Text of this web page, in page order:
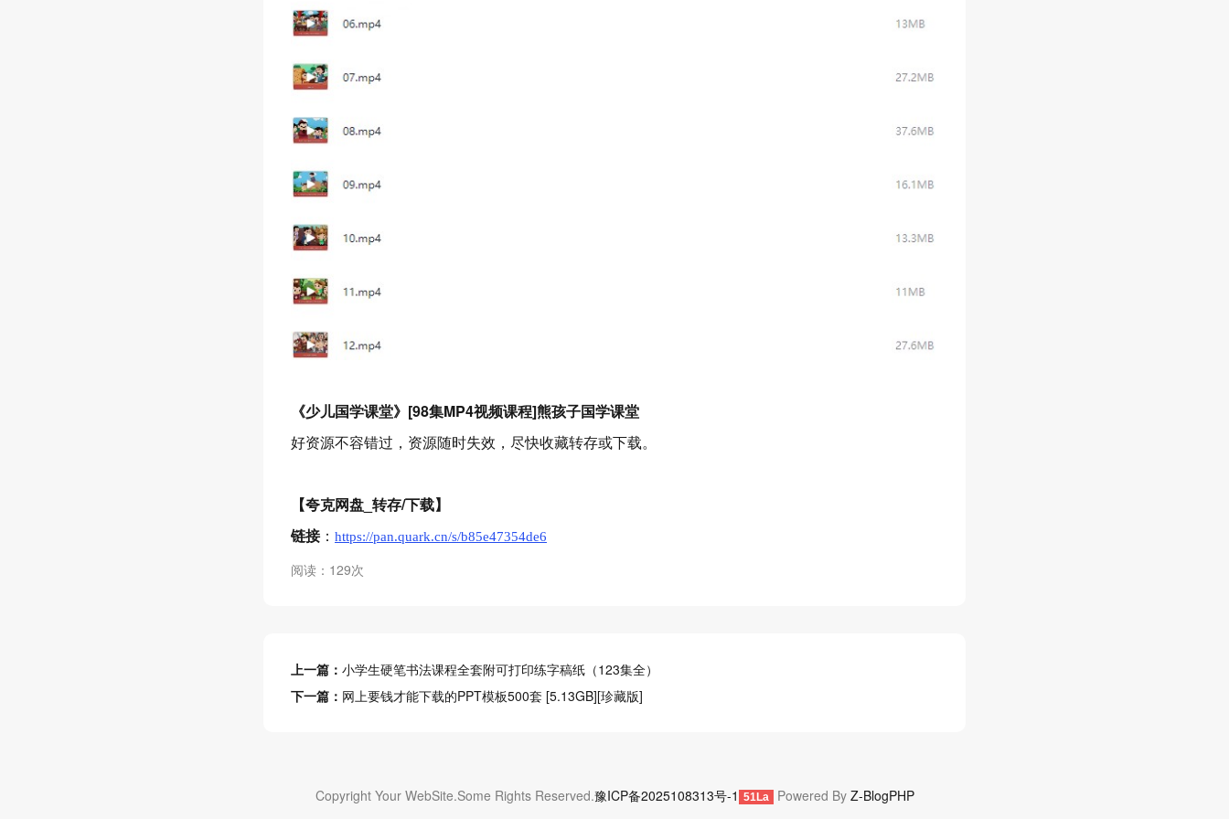
《少儿国学课堂》[98集MP4视频课程]熊孩子国学课堂
好资源不容错过，资源随时失效，尽快收藏转存或下载。
【夸克网盘_转存/下载】
链接： https://pan.quark.cn/s/b85e47354de6
阅读：129次
上一篇： 小学生硬笔书法课程全套附可打印练字稿纸（123集全）
下一篇： 网上要钱才能下载的PPT模板500套 [5.13GB][珍藏版]
Copyright Your WebSite.Some Rights Reserved.豫ICP备2025108313号-1 51La Powered By Z-BlogPHP